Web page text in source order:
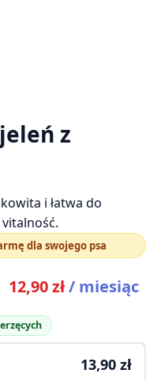
z
i łatwa do
dla swojego psa
Pierwotna
cena
wynosiła:
13,90 zł.
12,90złAktualna
/ miesiąc
13,90 zł